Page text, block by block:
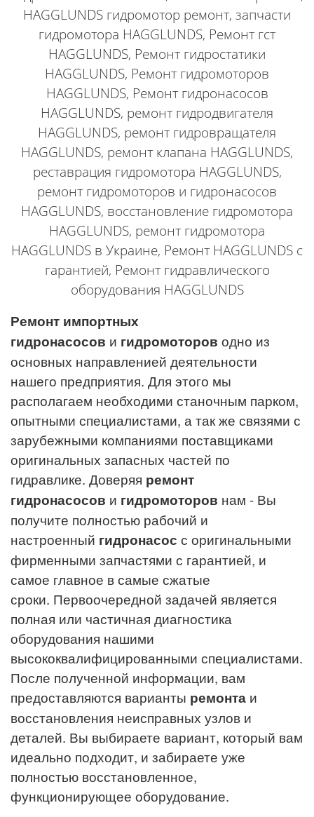
HAGGLUNDS гидромотор ремонт, запчасти
гидромотора HAGGLUNDS, Ремонт гст
HAGGLUNDS, Ремонт гидростатики
HAGGLUNDS, Ремонт гидромоторов
HAGGLUNDS, Ремонт гидронасосов
HAGGLUNDS, ремонт гидродвигателя
HAGGLUNDS, ремонт гидровращателя
HAGGLUNDS, ремонт клапана HAGGLUNDS,
реставрация гидромотора HAGGLUNDS,
ремонт гидромоторов и гидронасосов
HAGGLUNDS, восстановление гидромотора
HAGGLUNDS, ремонт гидромотора
HAGGLUNDS в Украине, Ремонт HAGGLUNDS с
гарантией, Ремонт гидравлического
оборудования HAGGLUNDS
Ремонт импортных
гидронасосов и гидромоторов одно из
основных направленией деятельности
нашего предприятия. Для этого мы
располагаем необходими станочным парком,
опытными специалистами, а так же связями с
зарубежными компаниями поставщиками
оригинальных запасных частей по
гидравлике. Доверяя ремонт
гидронасосов и гидромоторов нам - Вы
получите полностью рабочий и
настроенный гидронасос с оригинальными
фирменными запчастями с гарантией, и
самое главное в самые сжатые
сроки. Первоочередной задачей является
полная или частичная диагностика
оборудования нашими
высококвалифицированными специалистами.
После полученной информации, вам
предоставляются варианты ремонта и
восстановления неисправных узлов и
деталей. Вы выбираете вариант, который вам
идеально подходит, и забираете уже
полностью восстановленное,
функционирующее оборудование.